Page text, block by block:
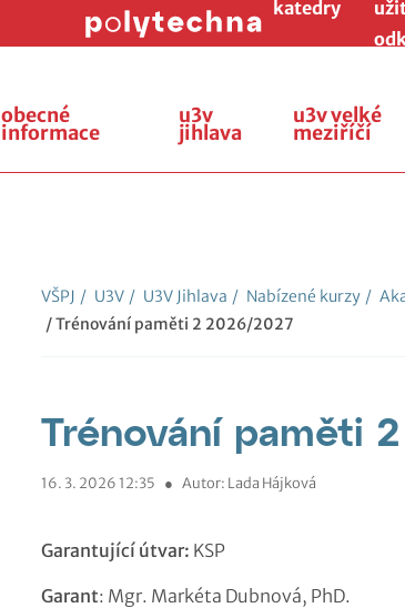
katedry
obecné
informace
u3v
jihlava
u3v velké
meziříčí
VŠPJ / U3V / U3V Jihlava / Nabízené kurzy /
/ Trénování paměti 2 2026/2027
Trénování paměti 2
16. 3. 2026 12:35 ● Autor: Lada Hájková
Garantující útvar: KSP
Garant: Mgr. Markéta Dubnová, PhD.